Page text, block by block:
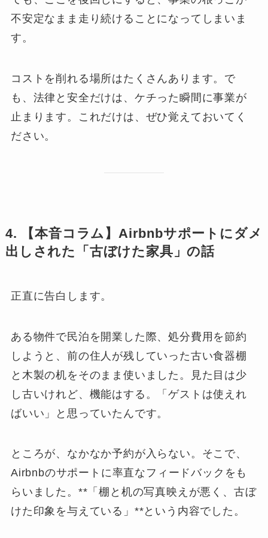
不安定なまま走り続けることになってしまいま
す。
コストを削れる場所はたくさんあります。で
も、法律と安全だけは、ケチった瞬間に事業が
止まります。これだけは、ぜひ覚えておいてく
ださい。
4. 【本音コラム】Airbnbサポートにダメ
出しされた「古ぼけた家具」の話
正直に告白します。
ある物件で民泊を開業した際、処分費用を節約
しようと、前の住人が残していった古い食器棚
と木製の机をそのまま使いました。見た目は少
し古いけれど、機能はする。「ゲストは使えれ
ばいい」と思っていたんです。
ところが、なかなか予約が入らない。そこで、
Airbnbのサポートに率直なフィードバックをも
らいました。**「棚と机の写真映えが悪く、古ぼ
けた印象を与えている」**という内容でした。